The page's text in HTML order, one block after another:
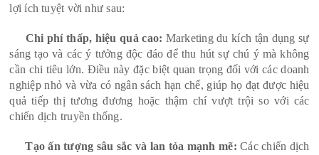
lợi ích tuyệt vời như sau:
Chi phí thấp, hiệu quả cao: Marketing du kích tận dụng sự
sáng tạo và các ý tưởng độc đáo để thu hút sự chú ý mà không
cần chi tiêu lớn. Điều này đặc biệt quan trọng đối với các doanh
nghiệp nhỏ và vừa có ngân sách hạn chế, giúp họ đạt được hiệu
quả tiếp thị tương đương hoặc thậm chí vượt trội so với các
chiến dịch truyền thống.
Tạo ấn tượng sâu sắc và lan tỏa mạnh mẽ: Các chiến dịch